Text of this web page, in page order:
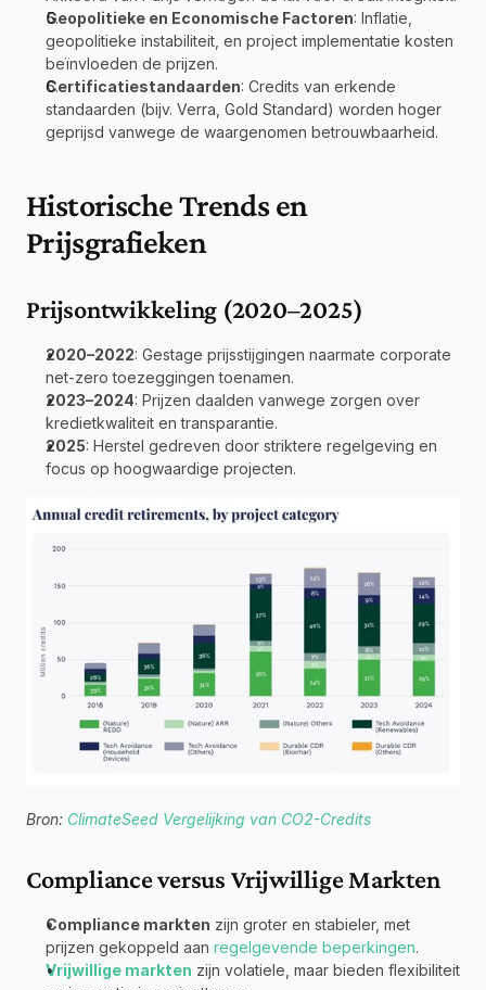
Geopolitieke en Economische Factoren: Inflatie,
geopolitieke instabiliteit, en project implementatie kosten
beïnvloeden de prijzen.
Certificatiestandaarden: Credits van erkende
standaarden (bijv. Verra, Gold Standard) worden hoger
geprijsd vanwege de waargenomen betrouwbaarheid.
Historische Trends en
Prijsgrafieken
Prijsontwikkeling (2020–2025)
2020–2022: Gestage prijsstijgingen naarmate corporate
net-zero toezeggingen toenamen.
2023–2024: Prijzen daalden vanwege zorgen over
kredietkwaliteit en transparantie.
2025: Herstel gedreven door striktere regelgeving en
focus op hoogwaardige projecten.
Bron: ClimateSeed Vergelijking van CO2-Credits
Compliance versus Vrijwillige Markten
Compliance markten zijn groter en stabieler, met
prijzen gekoppeld aan regelgevende beperkingen.
Vrijwillige markten zijn volatiele, maar bieden flexibiliteit